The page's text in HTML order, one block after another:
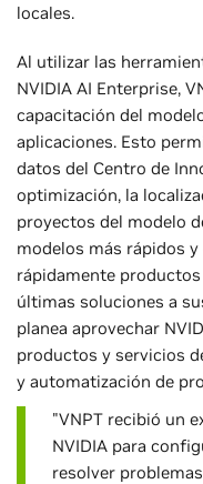
locales.
Al utilizar las
NVIDIA AI Enterprise,
capacitación del
aplicaciones. Esto
datos del Centro de
optimización, la
proyectos del modelo
modelos más rápidos
rápidamente productos
últimas soluciones a
planea aprovechar
productos y servicios
y automatización de
"VNPT recibió un
NVIDIA para
resolver